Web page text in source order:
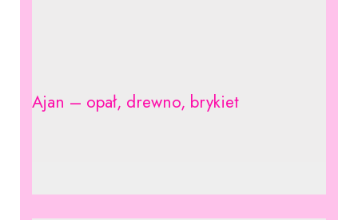
Ajan – opał, drewno, brykiet